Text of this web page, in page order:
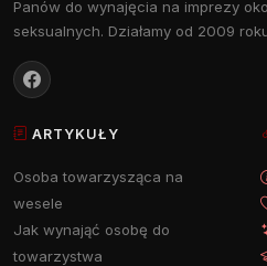
Panów do wynajęcia na imprezy
seksualnych. Działamy od 2009
ARTYKUŁY
Osoba towarzysząca na
wesele
Jak wynająć osobę do
towarzystwa